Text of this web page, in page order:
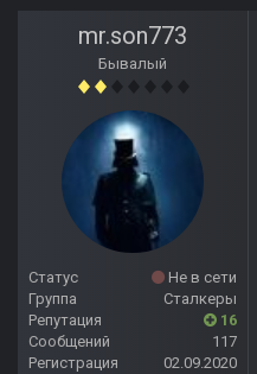
mr.son773
Бывалый
Статус
Не в сети
Группа
Сталкеры
Репутация
16
Сообщений
117
Регистрация
02.09.2020